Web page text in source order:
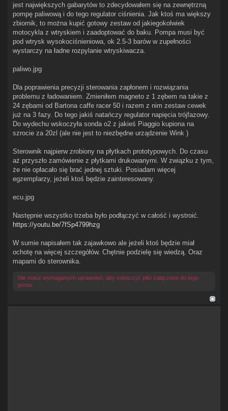
jest największych gabarytów to zdecydowałem się na zewnętrzną
pompę paliwową i do tego regulator ciśnienia. Jak ktoś ma większy
zbiornik, to można kupić gotowy zestaw od jakiegokolwiek
motocykla z wtryskiem i zaadoptować do baku. Pompa musi być
pod wtrysk wysokociśnieniowa, ok 2.5-3 barów w zupełności
wystarczy na ładne rozpylanie wtryskiwacza.
paliwo.jpg
Dla poprawienia precyzji sterowania zapłonem i rozwiązania
problemu z ładowaniem. Zmieniłem magneto z 1 zębem na takie z
24 zębami od Bartona caffe racer 50 i razem z nim zestaw cewek
już na 3 fazy. Do tego jakiś natańczy regulator napięcia trójfazowy.
Do wydechu wskoczyła sonda o2 z jakieś Piaggio kupiona na
szrocie za 20zl (ale nie jest to niezbędne urządzenie Wink )
Sterownik najpierw zrobiony na płytkach prototypowych. Do czasu
aż przyszło zamówienie z płytkami drukowanymi. W związku z tym,
że nie opłacało się brać jednej sztuki. Posiadam więcej
egzemplarzy, jeżeli ktoś będzie zainteresowany.
ecu.jpg
Następnie wszystko trzeba było podłączyć w całość i wystroić.
https://youtu.be/7fSp4799hzg
W sumie napisałem tak zajawkowo ale jeżeli ktoś będzie miał
ochotę na więcej szczegółów. Chętnie podzielę się wiedzą. Oraz
mapami do sterownika.
Nie masz wymaganych uprawnień, aby zobaczyć pliki załączone do tego
posta.